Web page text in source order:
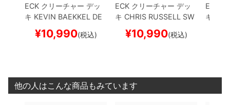
ECK クリーチャー デッ
キ KEVIN BAEKKEL DE
MON 8.6
スケートボー
ド スケボー
¥10,990(税込)
ECK クリーチャー デッ
キ CHRIS RUSSELL SW
AMP 8.6
スケートボード
スケボー
¥10,990(税込)
ECK
キ
他の人はこんな商品もみています